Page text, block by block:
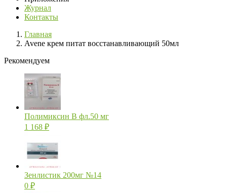
Журнал
Контакты
Главная
Avene крем питат восстанавливающий 50мл
Рекомендуем
Полимиксин В фл.50 мг
1 168 ₽
Зенлистик 200мг №14
0 ₽